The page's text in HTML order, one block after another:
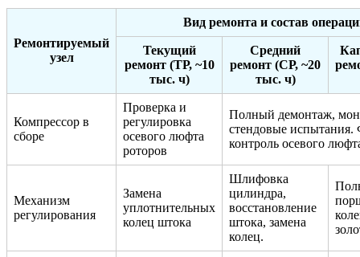
Ремонтируемый
узел
Вид ремонта и состав
Текущий
ремонт (ТР, ~10
тыс. ч)
Средний
ремонт (СР, ~20
тыс. ч)
Компрессор в
сборе
Проверка и
регулировка
осевого люфта
роторов
Полный демонтаж,
стендовые
контроль осевого
Механизм
регулирования
Замена
уплотнительных
колец штока
Шлифовка
цилиндра,
восстановление
штока, замена
колец.